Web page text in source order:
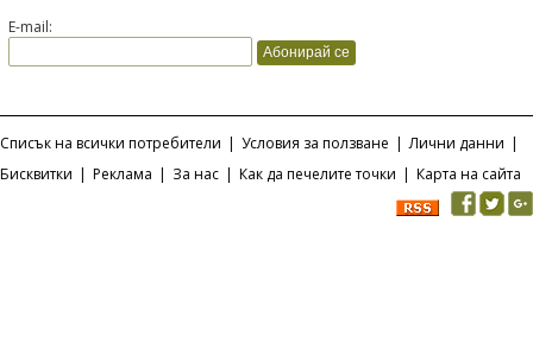
E-mail:
Списък на всички потребители | Условия за ползване | Лични данни |
Бисквитки | Реклама | За нас | Как да печелите точки | Карта на сайта